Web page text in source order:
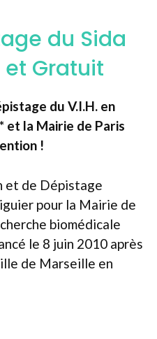
du Sida
et Gratuit
du V.I.H. en
et la Mairie de Paris
!
et de Dépistage
pour la Mairie de
biomédicale
le 8 juin 2010 après
de Marseille en